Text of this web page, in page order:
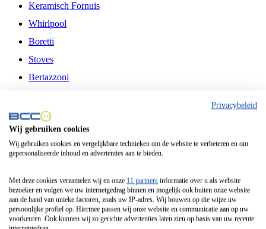
Keramisch Fornuis
Whirlpool
Boretti
Stoves
Bertazzoni
Fitelli
Airfryer
Frituurpan
Contactgrill
Broodbakmachine
Broodrooster
Privacybeleid
Wij gebruiken cookies
Wij gebruiken cookies en vergelijkbare technieken om de website te verbeteren en om
gepersonaliseerde inhoud en advertenties aan te bieden.
Met deze cookies verzamelen wij en onze 11 partners informatie over u als website
bezoeker en volgen we uw internetgedrag binnen en mogelijk ook buiten onze website
aan de hand van unieke factoren, zoals uw IP-adres. Wij bouwen op die wijze uw
persoonlijke profiel op. Hiermee passen wij onze website en communicatie aan op uw
voorkeuren. Ook kunnen wij zo gerichte advertenties laten zien op basis van uw recente